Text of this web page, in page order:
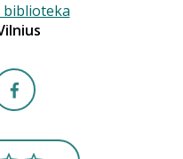
biblioteka